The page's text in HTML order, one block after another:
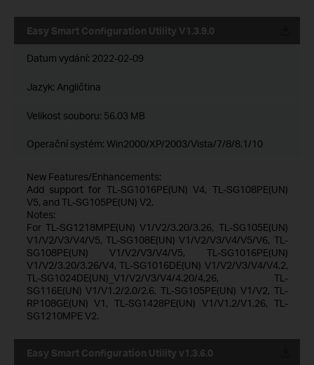
Easy Smart Configuration Utility V1.3.9.0
Datum vydání: 2022-02-09
Jazyk: Angličtina
Velikost souboru: 56.03 MB
Operační systém: Win2000/XP/2003/Vista/7/8/8.1/10
New Features/Enhancements:
Add support for TL-SG1016PE(UN) V4, TL-SG108PE(UN)
V5, and TL-SG105PE(UN) V2.
Notes:
For TL-SG1218MPE(UN) V1/V2/3.20/3.26, TL-SG105E(UN)
V1/V2/V3/V4/V5, TL-SG108E(UN) V1/V2/V3/V4/V5/V6, TL-
SG108PE(UN) V1/V2/V3/V4/V5, TL-SG1016PE(UN)
V1/V2/3.20/3.26/V4, TL-SG1016DE(UN) V1/V2/V3/V4/V4.2,
TL-SG1024DE(UN)_V1/V2/V3/V4/4.20/4.26, TL-
SG116E(UN) V1/V1.2/2.0/2.6, TL-SG105PE(UN) V1/V2, TL-
RP108GE(UN) V1, TL-SG1428PE(UN) V1/V1.2/V1.26, TL-
SG1210MPE V2.
Easy Smart Configuration Utility v1.3.6.0